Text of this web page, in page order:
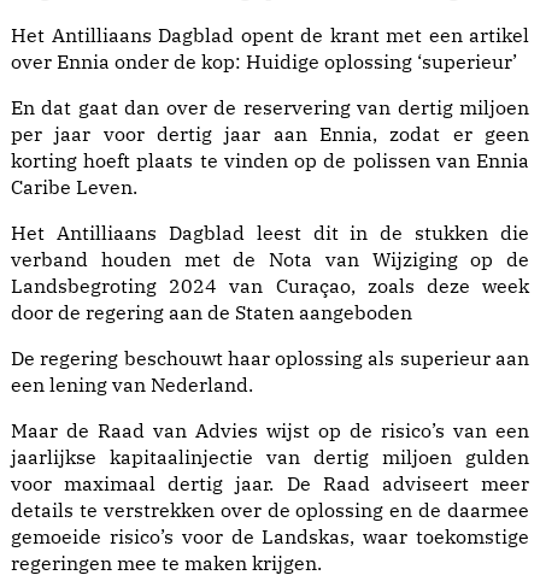
Het Antilliaans Dagblad opent de krant met een artikel
over Ennia onder de kop: Huidige oplossing ‘superieur’
En dat gaat dan over de reservering van dertig miljoen
per jaar voor dertig jaar aan Ennia, zodat er geen
korting hoeft plaats te vinden op de polissen van Ennia
Caribe Leven.
Het Antilliaans Dagblad leest dit in de stukken die
verband houden met de Nota van Wijziging op de
Landsbegroting 2024 van Curaçao, zoals deze week
door de regering aan de Staten aangeboden
De regering beschouwt haar oplossing als superieur aan
een lening van Nederland.
Maar de Raad van Advies wijst op de risico’s van een
jaarlijkse kapitaalinjectie van dertig miljoen gulden
voor maximaal dertig jaar. De Raad adviseert meer
details te verstrekken over de oplossing en de daarmee
gemoeide risico’s voor de Landskas, waar toekomstige
regeringen mee te maken krijgen.